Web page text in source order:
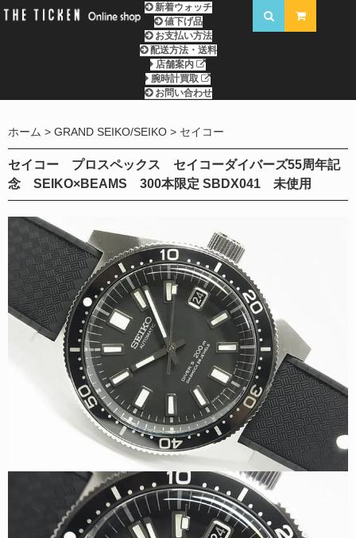
新着ウォッチ
値下げ品
お支払い方法
配送方法・送料
店舗案内
腕時計買取
お問い合わせ
ホーム GRAND SEIKO/SEIKO セイコー
セイコー プロスペックス セイコーダイバーズ55周年記
念 SEIKO×BEAMS 300本限定 SBDX041 未使用